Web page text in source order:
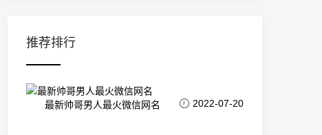
推荐排行
最新帅哥男人最火微信网名 2022-07-20